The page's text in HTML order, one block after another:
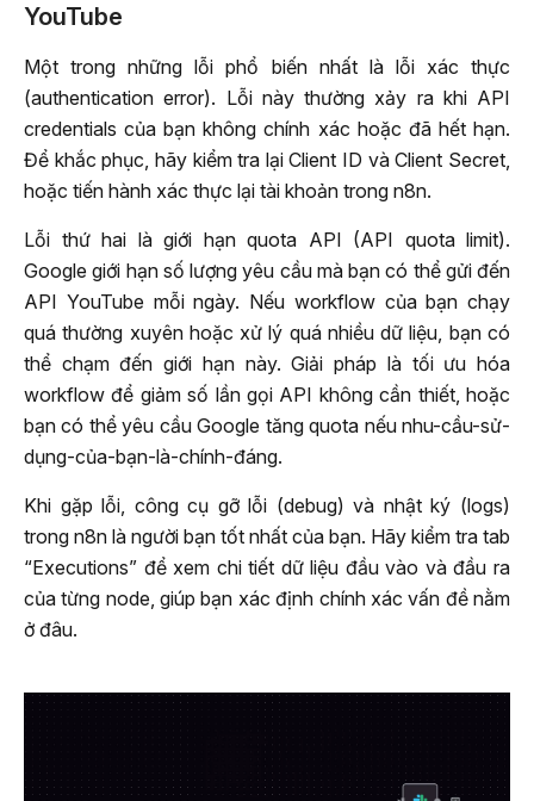
YouTube
Một trong những lỗi phổ biến nhất là lỗi xác thực
(authentication error). Lỗi này thường xảy ra khi API
credentials của bạn không chính xác hoặc đã hết hạn.
Để khắc phục, hãy kiểm tra lại Client ID và Client Secret,
hoặc tiến hành xác thực lại tài khoản trong n8n.
Lỗi thứ hai là giới hạn quota API (API quota limit).
Google giới hạn số lượng yêu cầu mà bạn có thể gửi đến
API YouTube mỗi ngày. Nếu workflow của bạn chạy
quá thường xuyên hoặc xử lý quá nhiều dữ liệu, bạn có
thể chạm đến giới hạn này. Giải pháp là tối ưu hóa
workflow để giảm số lần gọi API không cần thiết, hoặc
bạn có thể yêu cầu Google tăng quota nếu nhu-cầu-sử-
dụng-của-bạn-là-chính-đáng.
Khi gặp lỗi, công cụ gỡ lỗi (debug) và nhật ký (logs)
trong n8n là người bạn tốt nhất của bạn. Hãy kiểm tra tab
“Executions” để xem chi tiết dữ liệu đầu vào và đầu ra
của từng node, giúp bạn xác định chính xác vấn đề nằm
ở đâu.